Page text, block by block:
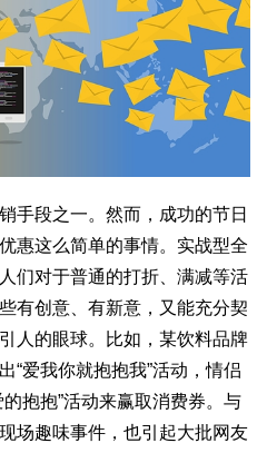
手段之一。然而，成功的节日
惠这么简单的事情。实战型全
们对于普通的打折、满减等活
有创意、有新意，又能充分契
人的眼球。比如，某饮料品牌
“爱我你就抱抱我”活动，情侣
抱抱”活动来赢取消费券。与
场趣味事件，也引起大批网友